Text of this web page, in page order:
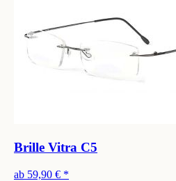
Brille Vitra C5
ab 59,90 € *